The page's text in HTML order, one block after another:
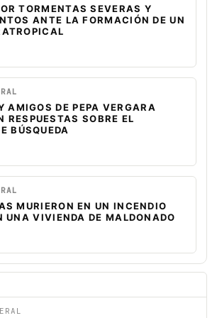
TORMENTAS SEVERAS Y
ANTE LA FORMACIÓN DE UN
AMIGOS DE PEPA VERGARA
RESPUESTAS SOBRE EL
BÚSQUEDA
MURIERON EN UN INCENDIO
UNA VIVIENDA DE MALDONADO